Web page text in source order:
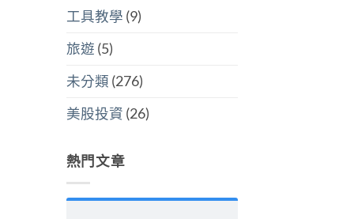
彈〉
中
怎
麼
中
準
位
息
力
完
中
工具教學 (9)
旅遊 (5)
未分類 (276)
美股投資 (26)
熱門文章